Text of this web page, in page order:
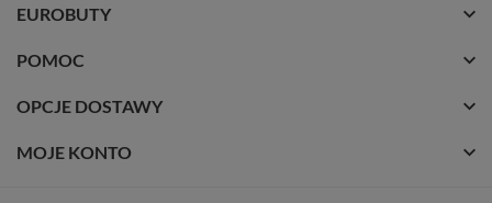
EUROBUTY
POMOC
OPCJE DOSTAWY
MOJE KONTO